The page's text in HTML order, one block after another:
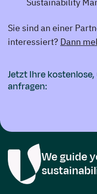
Sie sind an einer
interessiert? Dann
Jetzt Ihre
anfragen:
We guide